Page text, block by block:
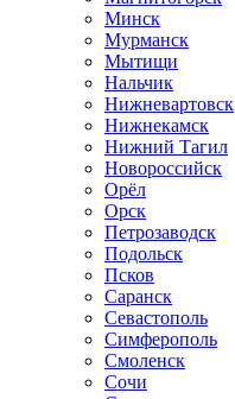
Минск
Мурманск
Мытищи
Нальчик
Нижневартовск
Нижнекамск
Нижний Тагил
Новороссийск
Орёл
Орск
Петрозаводск
Подольск
Псков
Саранск
Севастополь
Симферополь
Смоленск
Сочи